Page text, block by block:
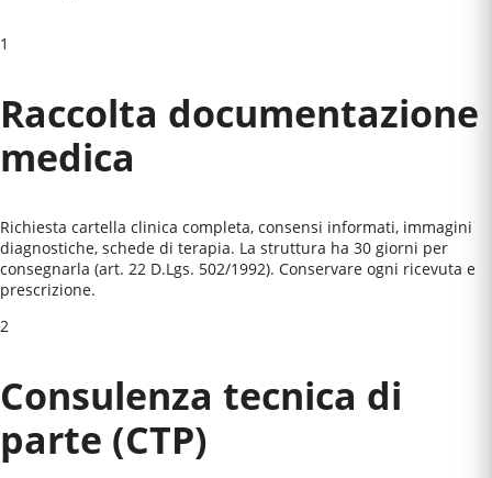
1
Raccolta documentazione
medica
Richiesta cartella clinica completa, consensi informati, immagini
diagnostiche, schede di terapia. La struttura ha 30 giorni per
consegnarla (art. 22 D.Lgs. 502/1992). Conservare ogni ricevuta e
prescrizione.
2
Consulenza tecnica di
parte (CTP)